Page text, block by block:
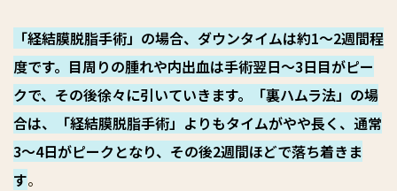
「経結膜脱脂手術」の場合、ダウンタイムは約1〜2週間程
度です。目周りの腫れや内出血は手術翌日〜3日目がピー
クで、その後徐々に引いていきます。「裏ハムラ法」の場
合は、「経結膜脱脂手術」よりもタイムがやや長く、通常
3〜4日がピークとなり、その後2週間ほどで落ち着きま
す。